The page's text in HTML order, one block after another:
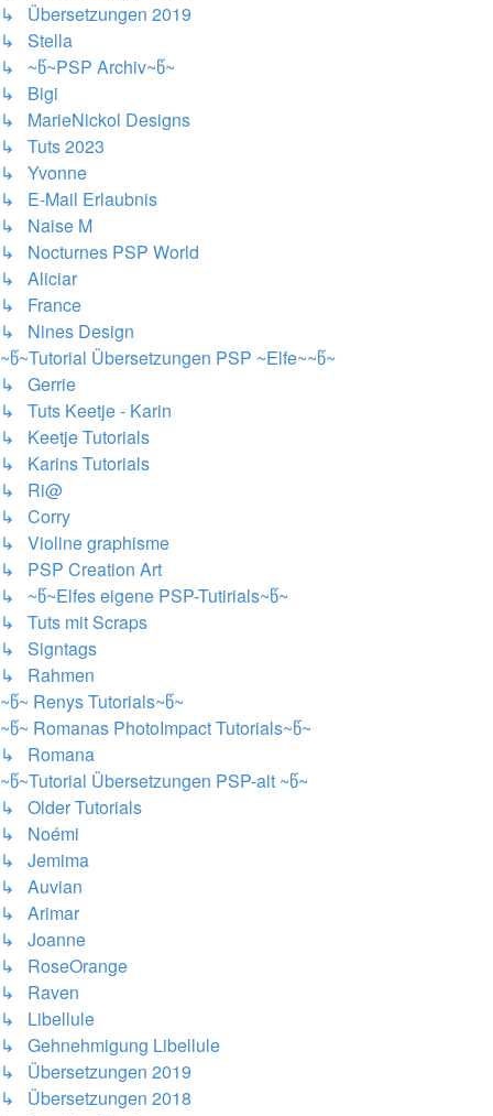
↳ Übersetzungen 2019
↳ Stella
↳ ~წ~PSP Archiv~წ~
↳ Bigi
↳ MarieNickol Designs
↳ Tuts 2023
↳ Yvonne
↳ E-Mail Erlaubnis
↳ Naise M
↳ Nocturnes PSP World
↳ Aliciar
↳ France
↳ Nines Design
~წ~Tutorial Übersetzungen PSP ~Elfe~~წ~
↳ Gerrie
↳ Tuts Keetje - Karin
↳ Keetje Tutorials
↳ Karins Tutorials
↳ Ri@
↳ Corry
↳ Violine graphisme
↳ PSP Creation Art
↳ ~წ~Elfes eigene PSP-Tutirials~წ~
↳ Tuts mit Scraps
↳ Signtags
↳ Rahmen
~წ~ Renys Tutorials~წ~
~წ~ Romanas PhotoImpact Tutorials~წ~
↳ Romana
~წ~Tutorial Übersetzungen PSP-alt ~წ~
↳ Older Tutorials
↳ Noémi
↳ Jemima
↳ Auvian
↳ Arimar
↳ Joanne
↳ RoseOrange
↳ Raven
↳ Libellule
↳ Gehnehmigung Libellule
↳ Übersetzungen 2019
↳ Übersetzungen 2018